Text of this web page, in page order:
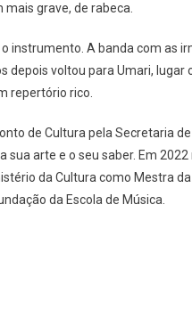
grave, de rabeca.
instrumento. A banda com as
voltou para Umari, lugar
repertório rico.
de Cultura pela Secretaria
sua arte e o seu saber. Em
da Cultura como Mestra
da Escola de Música.